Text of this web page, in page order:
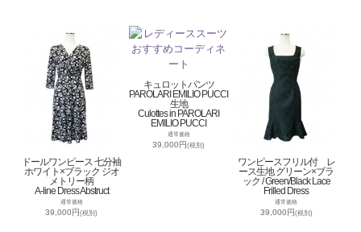
ドールワンピース 七分袖
ホワイト×ブラック ジオ
メトリー柄
A-line Dress Abstruct
通常価格
39,000円(税別)
キュロットパンツ
PAROLARI EMILIO PUCCI
生地
Culottes in PAROLARI
EMILIO PUCCI
通常価格
39,000円(税別)
ワンピースフリル付 レ
ース生地 グリーン×ブラ
ック / Green/Black Lace
Frilled Dress
通常価格
39,000円 (税別)